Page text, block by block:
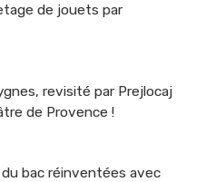
de jouets par
revisité par Prejlocaj
de Provence !
bac réinventées avec